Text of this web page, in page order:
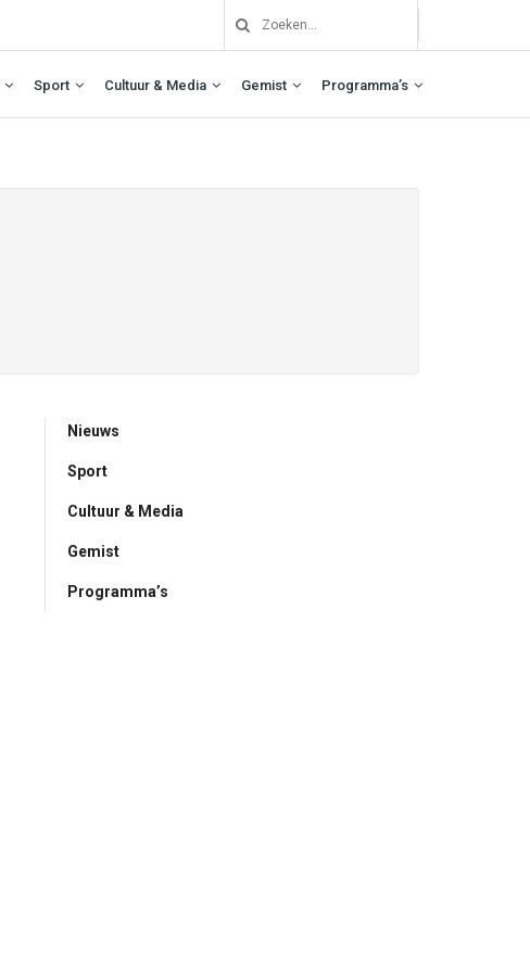
Sport Cultuur & Media Gemist Programma’s
Nieuws
Sport
Cultuur & Media
Gemist
Programma’s